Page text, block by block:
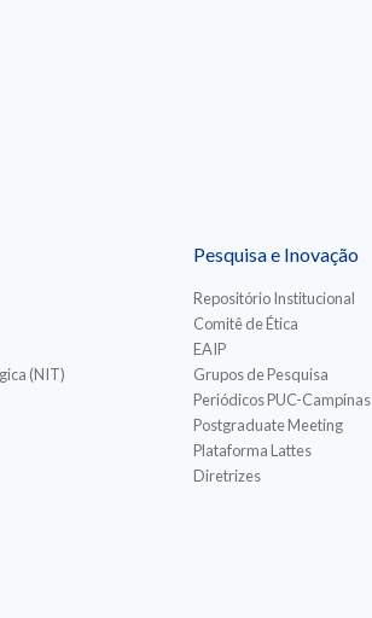
(NIT)
Pesquisa e Inovação
Repositório Institucional
Comitê de Ética
EAIP
Grupos de Pesquisa
Periódicos PUC-Campinas
Postgraduate Meeting
Plataforma Lattes
Diretrizes